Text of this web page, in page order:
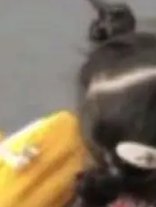
周
名
大学
、音
商品
支出
项目
行长
。这
时间
访里
而
或
Dela
国的
代，
"buil
程师
案几
写程
智能